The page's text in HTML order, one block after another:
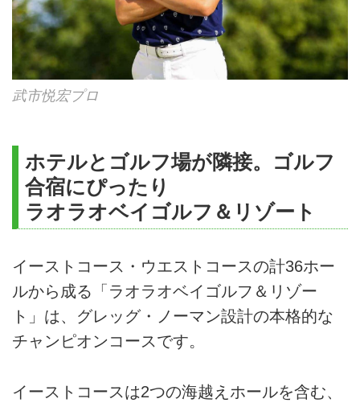
武市悦宏プロ
ホテルとゴルフ場が隣接。ゴルフ
合宿にぴったり
ラオラオベイゴルフ＆リゾート
イーストコース・ウエストコースの計36ホー
ルから成る「ラオラオベイゴルフ＆リゾー
ト」は、グレッグ・ノーマン設計の本格的な
チャンピオンコースです。
イーストコースは2つの海越えホールを含む、